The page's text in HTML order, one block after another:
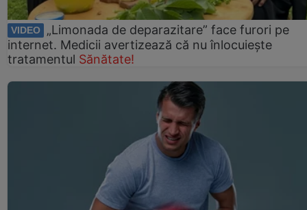
VIDEO
„Limonada de deparazitare” face furori pe
internet. Medicii avertizează că nu înlocuiește
tratamentul Sănătate!